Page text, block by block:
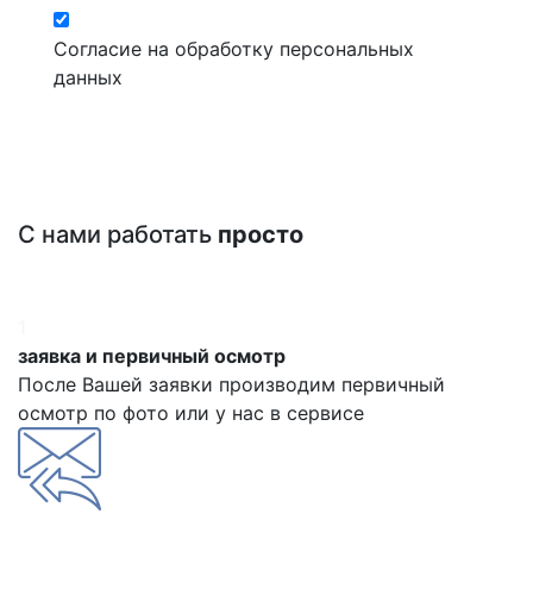
Согласие на обработку персональных
данных
С нами работать просто
заявка и первичный осмотр
После Вашей заявки производим первичный
осмотр по фото или у нас в сервисе